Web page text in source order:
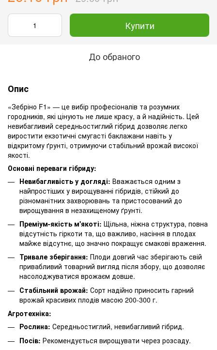
Купити
До обраного
Опис
«Зебріно F1» — це вибір професіоналів та розумних
городників, які цінують не лише красу, а й надійність. Цей
невибагливий середньостиглий гібрид дозволяє легко
виростити екзотичні смугасті баклажани навіть у
відкритому ґрунті, отримуючи стабільний врожай високої
якості.
Основні переваги гібриду:
Невибагливість у догляді: Вважається одним з
найпростіших у вирощуванні гібридів, стійкий до
різноманітних захворювань та пристосований до
вирощування в незахищеному ґрунті.
Преміум-якість м'якоті: Щільна, ніжна структура, повна
відсутність гіркоти та, що важливо, насіння в плодах
майже відсутнє, що значно покращує смакові враження.
Тривале зберігання: Плоди довгий час зберігають свій
привабливий товарний вигляд після збору, що дозволяє
насолоджуватися врожаєм довше.
Стабільний врожай: Сорт надійно приносить гарний
врожай красивих плодів масою 200-300 г.
Агротехніка:
Рослина: Середньостиглий, невибагливий гібрид.
Посів: Рекомендується вирощувати через розсаду.